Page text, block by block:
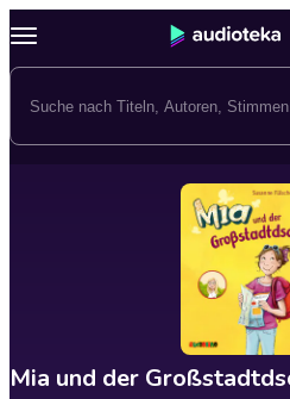
Mia und der